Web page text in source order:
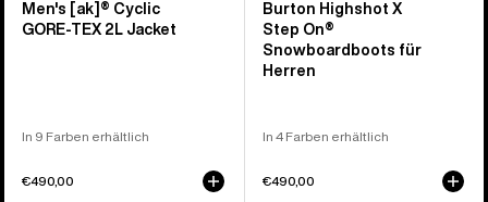
Men's [ak]® Cyclic
GORE‑TEX 2L Jacket
In 9 Farben erhältlich
€490,00
Burton Highshot X
Step On®
Snowboardboots für
Herren
In 4 Farben erhältlich
€490,00